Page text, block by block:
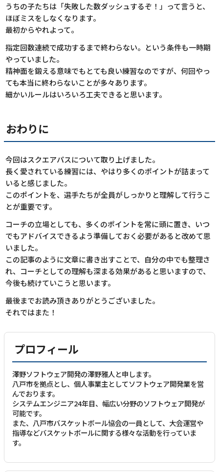
うちの子たちは「失敗した数ダッシュするぞ！」って言うと、
ほぼミスをしなくなります。
最初からやれよって。
指定回数連続で成功するまで終わらない。という条件も一時期
やっていました。
精神面を鍛える意味でもとても良い練習なのですが、何回やっ
ても本当に終わらないことが多々あります。
細かいルールはいろいろ工夫できると思います。
おわりに
今回はスクエアパスについて取り上げました。
長く愛されている練習には、やはり多くのポイントが詰まって
いると感じました。
このポイントを、選手たちが全員がしっかりと理解して行うこ
とが重要です。
コーチの立場としても、多くのポイントを常に頭に置き、いつ
でもアドバイスできるよう準備しておく必要があると改めて思
いました。
この記事のように文章に書き出すことで、自分の中でも整理さ
れ、コーチとしての理解も深まる効果があると思いますので、
今後も続けていこうと思います。
最後までお読み頂きありがとうございました。
それではまた！
プロフィール
澤野ソフトウェア開発の澤野雅人と申します。
八戸市を拠点とし、個人事業主としてソフトウェア開発業を営
んでおります。
システムエンジニア24年目、幅広い分野のソフトウェア開発が
可能です。
また、八戸市バスケットボール協会の一員として、大会運営や
指導などバスケットボールに関する様々な活動を行っていま
す。